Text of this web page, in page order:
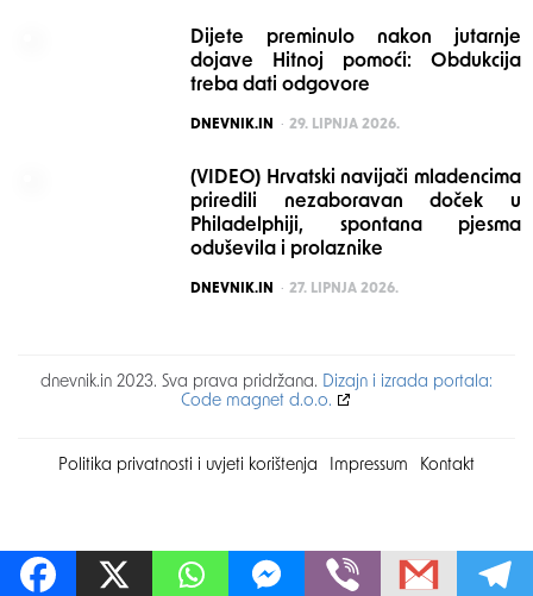
Dijete preminulo nakon jutarnje
dojave Hitnoj pomoći: Obdukcija
treba dati odgovore
POSTED
DNEVNIK.IN 29. LIPNJA 2026.
(VIDEO) Hrvatski navijači mladencima
priredili nezaboravan doček u
Philadelphiji, spontana pjesma
oduševila i prolaznike
POSTED
DNEVNIK.IN 27. LIPNJA 2026.
dnevnik.in 2023. Sva prava pridržana. Dizajn i izrada portala:
Code magnet d.o.o.
Politika privatnosti i uvjeti korištenja Impressum Kontakt